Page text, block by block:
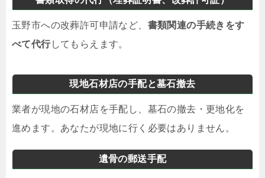
玉野市への改葬許可申請など、 書類関連の手続きをす
べて代行してもらえます。
現地石材店の手配と墓石撤去
業者が現地の石材店を手配し、墓石の撤去・更地化を
進めます。あなたが現地に行く必要はありません。
遺骨の郵送手配